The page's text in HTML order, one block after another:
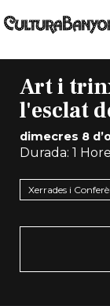
Art i
l'esclat
dimecres 8
Durada: 1
Xerrades i